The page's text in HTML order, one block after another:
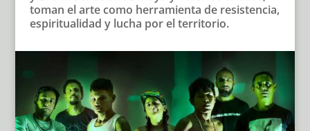
toman el arte como herramienta de resistencia,
espiritualidad y lucha por el territorio.